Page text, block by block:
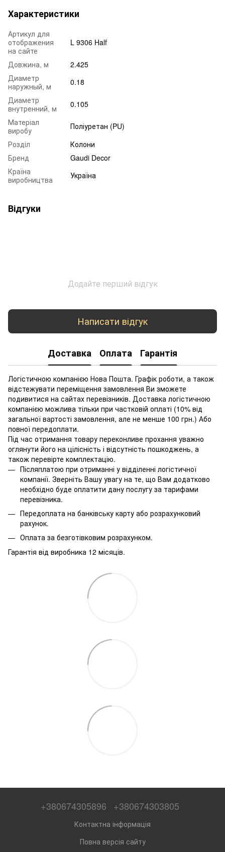
Характеристики
Артикул для
отображения
на сайте
L 9306 Half
Довжина, м
2.425
Диаметр
наружный, м
0.18
Диаметр
внутренний, м
0.105
Матеріал
виробу
Поліуретан (PU)
Розділ
Колони
Бренд
Gaudi Decor
Країна
виробництва
Україна
Відгуки
Додайте перший відгук
Написати відгук
Доставка Оплата Гарантія
Логістичною компанією Нова Пошта. Графік роботи, а також
відстежувати переміщення замовлення Ви зможете
подивитися на сайтах перевізників. Доставка логістичною
компанією можлива тільки при частковій оплаті (10% від
загальної вартості замовлення, але не менше 100 грн.) Або
повної передоплати.
Під час отримання товару переконливе прохання уважно
оглянути його на цілісність і відсутність пошкоджень, а
також перевірте комплектацію.
Післяплатою при отриманні у відділенні логістичної
компанії. Зверніть Вашу увагу на те, що Вам додатково
необхідно буде оплатити дану послугу за тарифами
перевізника.
Передоплата на банківську карту або розрахунковий
рахунок.
Оплата за безготівковим розрахунком.
Гарантія від виробника 12 місяців.
+380674305896 +380674303805
Контактна інформація
Повна версія сайту